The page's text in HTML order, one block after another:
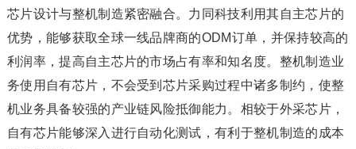
芯片设计与整机制造紧密融合。力同科技利用其自主芯片的
优势，能够获取全球一线品牌商的ODM订单，并保持较高的
利润率，提高自主芯片的市场占有率和知名度。整机制造业
务使用自有芯片，不会受到芯片采购过程中诸多制约，使整
机业务具备较强的产业链风险抵御能力。相较于外采芯片，
自有芯片能够深入进行自动化测试，有利于整机制造的成本